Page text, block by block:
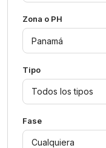
Zona o PH
Tipo
Todos los tipos
Fase
Cualquiera